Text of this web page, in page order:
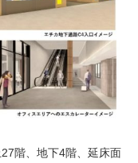
階、地下4階、延床面